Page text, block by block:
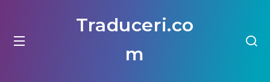
Traduceri.co
m